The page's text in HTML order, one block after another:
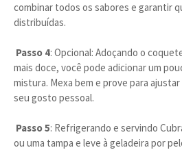
combinar todos os sabores e garantir
distribuídas.
Passo 4: Opcional: Adoçando o
mais doce, você pode adicionar um
mistura. Mexa bem e prove para
seu gosto pessoal.
Passo 5: Refrigerando e servindo
ou uma tampa e leve à geladeira por